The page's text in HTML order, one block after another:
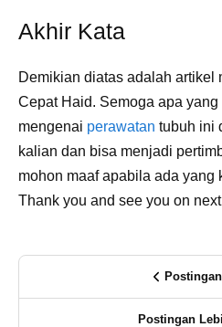
Akhir Kata
Demikian diatas adalah artikel
Cepat Haid. Semoga apa yang
mengenai perawatan tubuh ini
kalian dan bisa menjadi
mohon maaf apabila ada yang
Thank you and see you on
Postingan